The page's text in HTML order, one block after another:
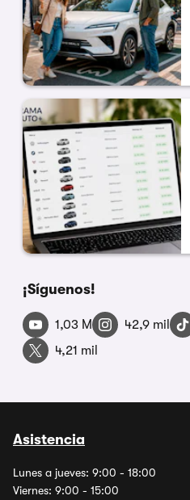
¡Síguenos!
1,03 M 42,9 mil
4,21 mil
Asistencia
Lunes a jueves: 9:00 - 18:00
Viernes: 9:00 - 15:00